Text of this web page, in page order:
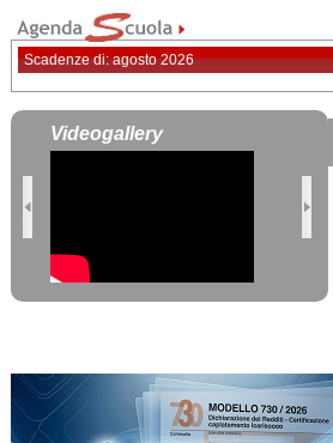
Scadenze di: agosto 2026
Videogallery